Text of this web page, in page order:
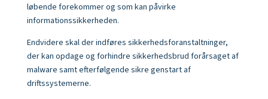
løbende forekommer og som kan påvirke
informationssikkerheden.
Endvidere skal der indføres sikkerhedsforanstaltninger,
der kan opdage og forhindre sikkerhedsbrud forårsaget af
malware samt efterfølgende sikre genstart af
driftssystemerne.